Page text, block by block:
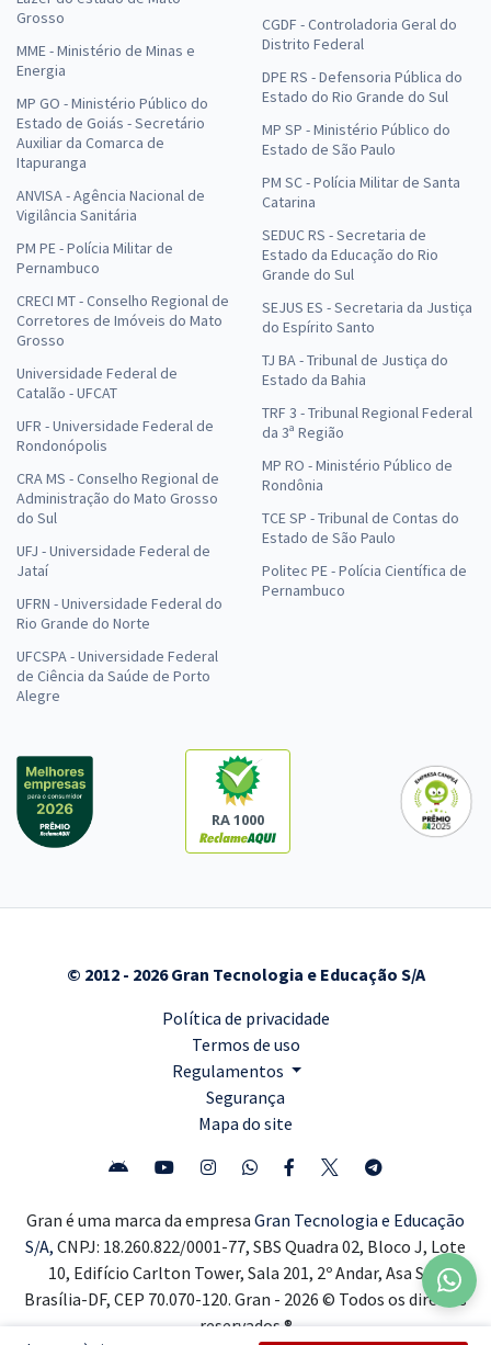
Grosso
MME - Ministério de Minas e
Energia
MP GO - Ministério Público do
Estado de Goiás - Secretário
Auxiliar da Comarca de
Itapuranga
ANVISA - Agência Nacional de
Vigilância Sanitária
PM PE - Polícia Militar de
Pernambuco
CRECI MT - Conselho Regional de
Corretores de Imóveis do Mato
Grosso
Universidade Federal de
Catalão - UFCAT
UFR - Universidade Federal de
Rondonópolis
CRA MS - Conselho Regional de
Administração do Mato Grosso
do Sul
UFJ - Universidade Federal de
Jataí
UFRN - Universidade Federal do
Rio Grande do Norte
UFCSPA - Universidade Federal
de Ciência da Saúde de Porto
Alegre
CGDF - Controladoria Geral do
Distrito Federal
DPE RS - Defensoria Pública do
Estado do Rio Grande do Sul
MP SP - Ministério Público do
Estado de São Paulo
PM SC - Polícia Militar de Santa
Catarina
SEDUC RS - Secretaria de
Estado da Educação do Rio
Grande do Sul
SEJUS ES - Secretaria da Justiça
do Espírito Santo
TJ BA - Tribunal de Justiça do
Estado da Bahia
TRF 3 - Tribunal Regional Federal
da 3ª Região
MP RO - Ministério Público de
Rondônia
TCE SP - Tribunal de Contas do
Estado de São Paulo
Politec PE - Polícia Científica de
Pernambuco
RA 1000
© 2012 - 2026 Gran Tecnologia e Educação S/A
Política de privacidade
Termos de uso
Regulamentos
Segurança
Mapa do site
Gran é uma marca da empresa Gran Tecnologia e Educação
S/A, CNPJ: 18.260.822/0001-77, SBS Quadra 02, Bloco J, Lote
10, Edifício Carlton Tower, Sala 201, 2º Andar, Asa Sul,
Brasília-DF, CEP 70.070-120. Gran - 2026 © Todos os direitos
reservados ®